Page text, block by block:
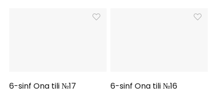
6-sinf Ona tili №17 6-sinf Ona tili №16